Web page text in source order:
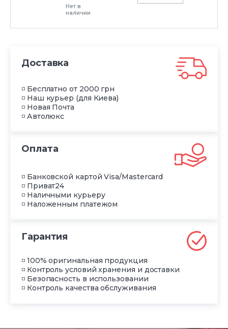
Нет в
наличии
Доставка
◽ Бесплатно от 2000 грн
◽ Наш курьер (для Киева)
◽ Новая Почта
◽ Автолюкс
Оплата
◽ Банковской картой Visa/Mastercard
◽ Приват24
◽ Наличными курьеру
◽ Наложенным платежом
Гарантия
◽ 100% оригинальная продукция
◽ Контроль условий хранения и доставки
◽ Безопасность в использовании
◽ Контроль качества обслуживания